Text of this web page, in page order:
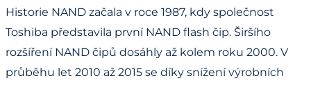
Historie NAND začala v roce 1987, kdy společnost
Toshiba představila první NAND flash čip. Širšího
rozšíření NAND čipů dosáhly až kolem roku 2000. V
průběhu let 2010 až 2015 se díky snížení výrobních